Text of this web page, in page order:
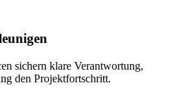
sichern klare Verantwortung,
den Projektfortschritt.